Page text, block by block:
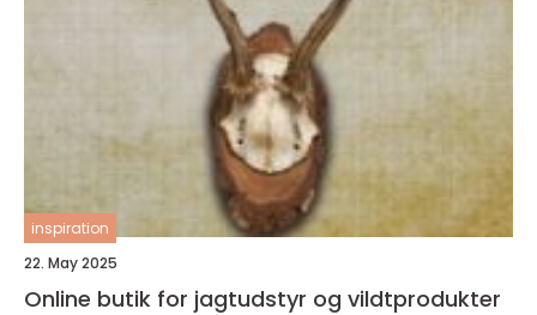
inspiration
22. May 2025
Online butik for jagtudstyr og vildtprodukter